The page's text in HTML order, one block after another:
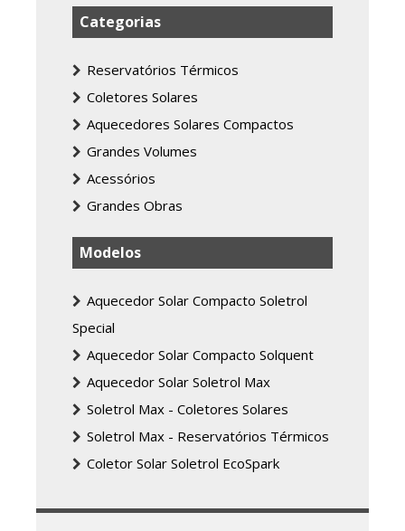
Categorias
Reservatórios Térmicos
Coletores Solares
Aquecedores Solares Compactos
Grandes Volumes
Acessórios
Grandes Obras
Modelos
Aquecedor Solar Compacto Soletrol
Special
Aquecedor Solar Compacto Solquent
Aquecedor Solar Soletrol Max
Soletrol Max - Coletores Solares
Soletrol Max - Reservatórios Térmicos
Coletor Solar Soletrol EcoSpark